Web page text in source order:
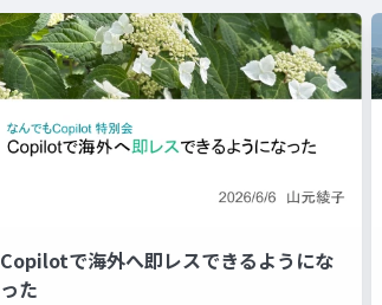
Copilotで海外へ即レスできるようにな
った